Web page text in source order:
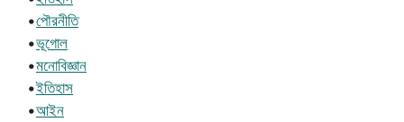
•পৌরনীতি
•ভূগোল
•মনোবিজ্ঞান
•ইতিহাস
•আইন